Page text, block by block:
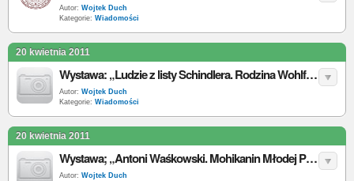
Autor: Wojtek Duch
Kategorie: Wiadomości
20 kwietnia 2011
Wystawa: „Ludzie z listy Schindlera. Rodzina Wohlfeiler”
Autor: Wojtek Duch
Kategorie: Wiadomości
20 kwietnia 2011
Wystawa; „Antoni Waśkowski. Mohikanin Młodej Polski”
Autor: Wojtek Duch